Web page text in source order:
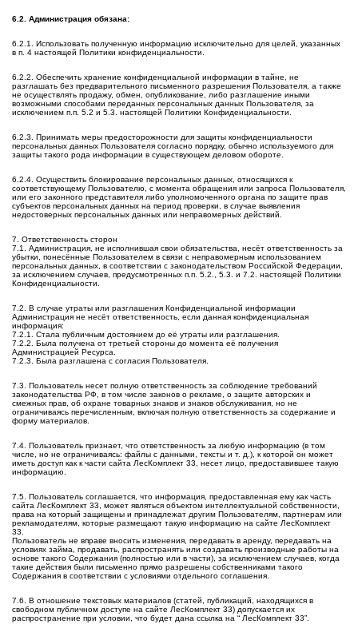
6.2. Администрация обязана:
6.2.1. Использовать полученную информацию исключительно для целей, указанных
в п. 4 настоящей Политики конфиденциальности.
6.2.2. Обеспечить хранение конфиденциальной информации в тайне, не
разглашать без предварительного письменного разрешения Пользователя, а также
не осуществлять продажу, обмен, опубликование, либо разглашение иными
возможными способами переданных персональных данных Пользователя, за
исключением п.п. 5.2 и 5.3. настоящей Политики Конфиденциальности.
6.2.3. Принимать меры предосторожности для защиты конфиденциальности
персональных данных Пользователя согласно порядку, обычно используемого для
защиты такого рода информации в существующем деловом обороте.
6.2.4. Осуществить блокирование персональных данных, относящихся к
соответствующему Пользователю, с момента обращения или запроса Пользователя,
или его законного представителя либо уполномоченного органа по защите прав
субъектов персональных данных на период проверки, в случае выявления
недостоверных персональных данных или неправомерных действий.
7. Ответственность сторон
7.1. Администрация, не исполнившая свои обязательства, несёт ответственность за
убытки, понесённые Пользователем в связи с неправомерным использованием
персональных данных, в соответствии с законодательством Российской Федерации,
за исключением случаев, предусмотренных п.п. 5.2., 5.3. и 7.2. настоящей Политики
Конфиденциальности.
7.2. В случае утраты или разглашения Конфиденциальной информации
Администрация не несёт ответственность, если данная конфиденциальная
информация:
7.2.1. Стала публичным достоянием до её утраты или разглашения.
7.2.2. Была получена от третьей стороны до момента её получения
Администрацией Ресурса.
7.2.3. Была разглашена с согласия Пользователя.
7.3. Пользователь несет полную ответственность за соблюдение требований
законодательства РФ, в том числе законов о рекламе, о защите авторских и
смежных прав, об охране товарных знаков и знаков обслуживания, но не
ограничиваясь перечисленным, включая полную ответственность за содержание и
форму материалов.
7.4. Пользователь признает, что ответственность за любую информацию (в том
числе, но не ограничиваясь: файлы с данными, тексты и т. д.), к которой он может
иметь доступ как к части сайта ЛесКомплект 33, несет лицо, предоставившее такую
информацию.
7.5. Пользователь соглашается, что информация, предоставленная ему как часть
сайта ЛесКомплект 33, может являться объектом интеллектуальной собственности,
права на который защищены и принадлежат другим Пользователям, партнерам или
рекламодателям, которые размещают такую информацию на сайте ЛесКомплект
33.
Пользователь не вправе вносить изменения, передавать в аренду, передавать на
условиях займа, продавать, распространять или создавать производные работы на
основе такого Содержания (полностью или в части), за исключением случаев, когда
такие действия были письменно прямо разрешены собственниками такого
Содержания в соответствии с условиями отдельного соглашения.
7.6. В отношение текстовых материалов (статей, публикаций, находящихся в
свободном публичном доступе на сайте ЛесКомплект 33) допускается их
распространение при условии, что будет дана ссылка на “ ЛесКомплект 33”.